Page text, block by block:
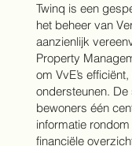
Twinq is een
het beheer van
aanzienlijk
Property
om VvE’s
ondersteunen.
bewoners één
informatie
financiële